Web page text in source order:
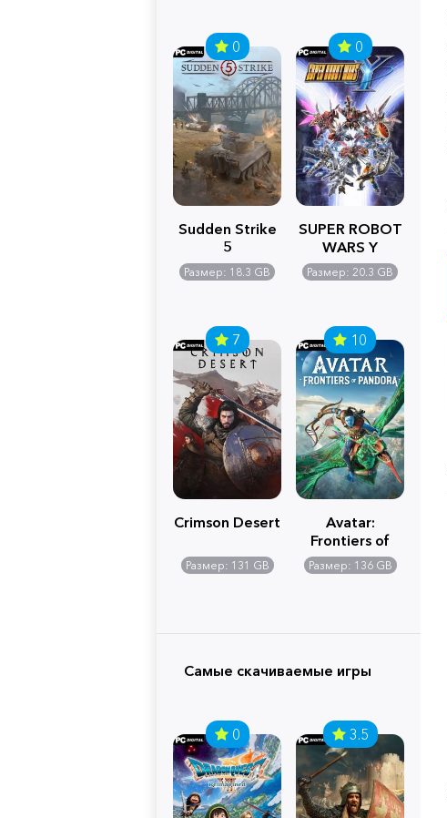
0
Sudden Strike
5
Размер: 18.3 GB
0
SUPER ROBOT
WARS Y
Размер: 20.3 GB
7
Crimson Desert
Размер: 131 GB
10
Avatar:
Frontiers of
Pandora
Размер: 136 GB
Самые скачиваемые игры
0 3.5